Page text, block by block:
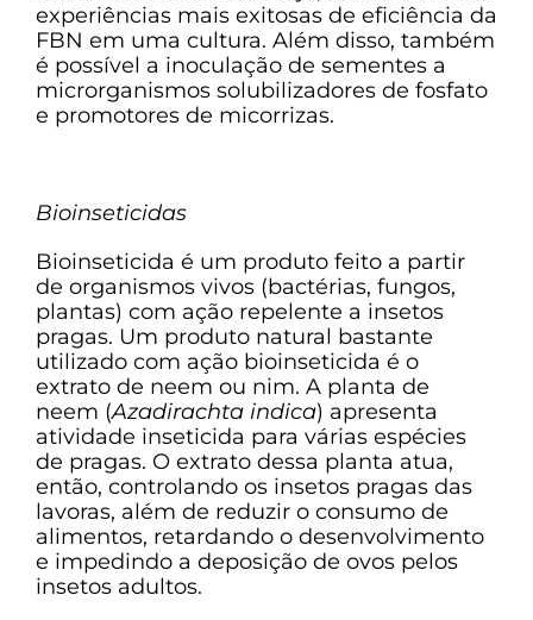
experiências mais exitosas de eficiência da
FBN em uma cultura. Além disso, também
é possível a inoculação de sementes a
microrganismos solubilizadores de fosfato
e promotores de micorrizas.
Bioinseticidas
Bioinseticida é um produto feito a partir
de organismos vivos (bactérias, fungos,
plantas) com ação repelente a insetos
pragas. Um produto natural bastante
utilizado com ação bioinseticida é o
extrato de neem ou nim. A planta de
neem (Azadirachta indica) apresenta
atividade inseticida para várias espécies
de pragas. O extrato dessa planta atua,
então, controlando os insetos pragas das
lavoras, além de reduzir o consumo de
alimentos, retardando o desenvolvimento
e impedindo a deposição de ovos pelos
insetos adultos.